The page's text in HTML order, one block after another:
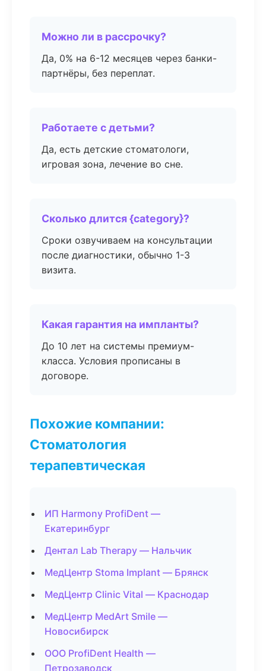
Можно ли в рассрочку?
Да, 0% на 6-12 месяцев через банки-
партнёры, без переплат.
Работаете с детьми?
Да, есть детские стоматологи,
игровая зона, лечение во сне.
Сколько длится {category}?
Сроки озвучиваем на консультации
после диагностики, обычно 1-3
визита.
Какая гарантия на импланты?
До 10 лет на системы премиум-
класса. Условия прописаны в
договоре.
Похожие компании:
Стоматология
терапевтическая
ИП Harmony ProfiDent —
Екатеринбург
Дентал Lab Therapy — Нальчик
МедЦентр Stoma Implant — Брянск
МедЦентр Clinic Vital — Краснодар
МедЦентр MedArt Smile —
Новосибирск
ООО ProfiDent Health —
Петрозаводск